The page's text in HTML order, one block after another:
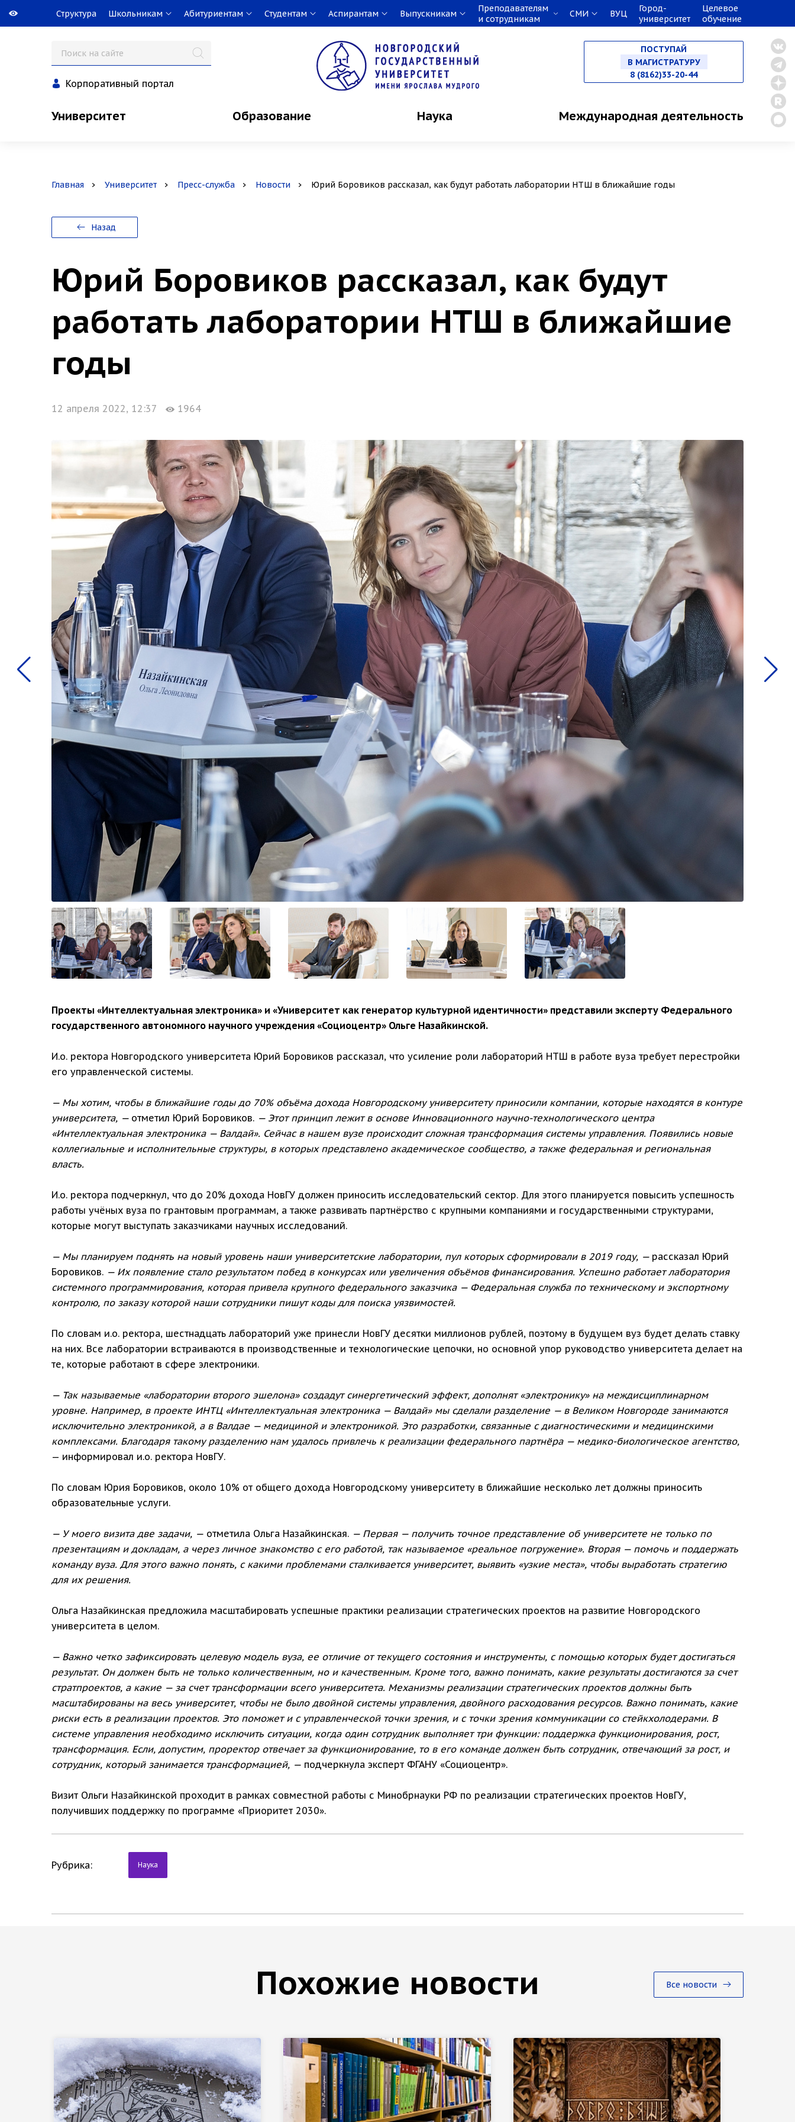
Структура Школьникам Абитуриентам Студентам Аспирантам Выпускникам
Преподавателям
и сотрудникам
СМИ ВУЦ
Город-
университет
Целевое
обучение
Корпоративный портал
ПОСТУПАЙ
НА СПЕЦИАЛИТЕТ
В МАГИСТРАТУРУ
8 (8162)33-20-44
Университет Образование Наука Международная деятельность
Главная Университет Пресс-служба Новости Юрий Боровиков рассказал, как будут работать лаборатории НТШ в ближайшие годы
Назад
Юрий Боровиков рассказал, как будут
работать лаборатории НТШ в ближайшие
годы
12 апреля 2022, 12:37 1964
Проекты «Интеллектуальная электроника» и «Университет как генератор культурной идентичности» представили эксперту Федерального
государственного автономного научного учреждения «Социоцентр» Ольге Назайкинской.
И.о. ректора Новгородского университета Юрий Боровиков рассказал, что усиление роли лабораторий НТШ в работе вуза требует перестройки
его управленческой системы.
— Мы хотим, чтобы в ближайшие годы до 70% объёма дохода Новгородскому университету приносили компании, которые находятся в контуре
университета, — отметил Юрий Боровиков. — Этот принцип лежит в основе Инновационного научно-технологического центра
«Интеллектуальная электроника — Валдай». Сейчас в нашем вузе происходит сложная трансформация системы управления. Появились новые
коллегиальные и исполнительные структуры, в которых представлено академическое сообщество, а также федеральная и региональная
власть.
И.о. ректора подчеркнул, что до 20% дохода НовГУ должен приносить исследовательский сектор. Для этого планируется повысить успешность
работы учёных вуза по грантовым программам, а также развивать партнёрство с крупными компаниями и государственными структурами,
которые могут выступать заказчиками научных исследований.
— Мы планируем поднять на новый уровень наши университетские лаборатории, пул которых сформировали в 2019 году, — рассказал Юрий
Боровиков. — Их появление стало результатом побед в конкурсах или увеличения объёмов финансирования. Успешно работает лаборатория
системного программирования, которая привела крупного федерального заказчика — Федеральная служба по техническому и экспортному
контролю, по заказу которой наши сотрудники пишут коды для поиска уязвимостей.
По словам и.о. ректора, шестнадцать лабораторий уже принесли НовГУ десятки миллионов рублей, поэтому в будущем вуз будет делать ставку
на них. Все лаборатории встраиваются в производственные и технологические цепочки, но основной упор руководство университета делает на
те, которые работают в сфере электроники.
— Так называемые «лаборатории второго эшелона» создадут синергетический эффект, дополнят «электронику» на междисциплинарном
уровне. Например, в проекте ИНТЦ «Интеллектуальная электроника — Валдай» мы сделали разделение — в Великом Новгороде занимаются
исключительно электроникой, а в Валдае — медициной и электроникой. Это разработки, связанные с диагностическими и медицинскими
комплексами. Благодаря такому разделению нам удалось привлечь к реализации федерального партнёра — медико-биологическое агентство,
— информировал и.о. ректора НовГУ.
По словам Юрия Боровиков, около 10% от общего дохода Новгородскому университету в ближайшие несколько лет должны приносить
образовательные услуги.
— У моего визита две задачи, — отметила Ольга Назайкинская. — Первая — получить точное представление об университете не только по
презентациям и докладам, а через личное знакомство с его работой, так называемое «реальное погружение». Вторая — помочь и поддержать
команду вуза. Для этого важно понять, с какими проблемами сталкивается университет, выявить «узкие места», чтобы выработать стратегию
для их решения.
Ольга Назайкинская предложила масштабировать успешные практики реализации стратегических проектов на развитие Новгородского
университета в целом.
— Важно четко зафиксировать целевую модель вуза, ее отличие от текущего состояния и инструменты, с помощью которых будет достигаться
результат. Он должен быть не только количественным, но и качественным. Кроме того, важно понимать, какие результаты достигаются за счет
стратпроектов, а какие — за счет трансформации всего университета. Механизмы реализации стратегических проектов должны быть
масштабированы на весь университет, чтобы не было двойной системы управления, двойного расходования ресурсов. Важно понимать, какие
риски есть в реализации проектов. Это поможет и с управленческой точки зрения, и с точки зрения коммуникации со стейкхолодерами. В
системе управления необходимо исключить ситуации, когда один сотрудник выполняет три функции: поддержка функционирования, рост,
трансформация. Если, допустим, проректор отвечает за функционирование, то в его команде должен быть сотрудник, отвечающий за рост, и
сотрудник, который занимается трансформацией, — подчеркнула эксперт ФГАНУ «Социоцентр».
Визит Ольги Назайкинской проходит в рамках совместной работы с Минобрнауки РФ по реализации стратегических проектов НовГУ,
получивших поддержку по программе «Приоритет 2030».
Рубрика: Наука
Похожие новости Все новости